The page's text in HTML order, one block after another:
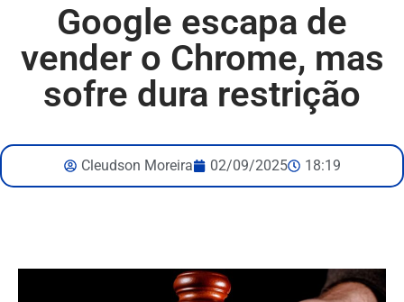
Google escapa de
vender o Chrome, mas
sofre dura restrição
Cleudson Moreira 02/09/2025 18:19